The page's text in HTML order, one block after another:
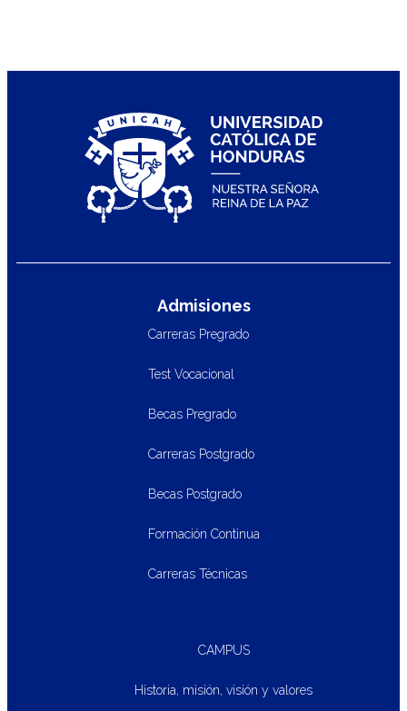
Admisiones
Carreras Pregrado
Test Vocacional
Becas Pregrado
Carreras Postgrado
Becas Postgrado
Formación Continua
Carreras Técnicas
CAMPUS
Historia, misión, visión y valores